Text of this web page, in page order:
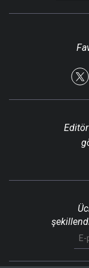
Reklam Ver